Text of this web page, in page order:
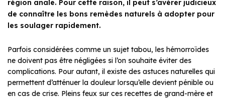
région anale. Pour cette raison, il peut s’avérer judicieux
de connaître les bons remèdes naturels à adopter pour
les soulager rapidement.
Parfois considérées comme un sujet tabou, les hémorroïdes
ne doivent pas être négligées si l’on souhaite éviter des
complications. Pour autant, il existe des astuces naturelles qui
permettent d’atténuer la douleur lorsqu’elle devient pénible ou
en cas de crise. Pleins feux sur ces recettes de grand-mère et